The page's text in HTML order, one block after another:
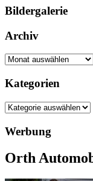
Bildergalerie
Archiv
Archiv
Kategorien
Kategorien
Werbung
Orth